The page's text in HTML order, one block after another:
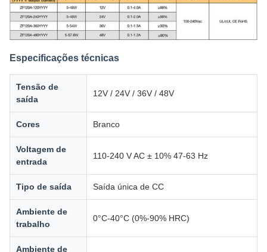
Especificações técnicas
Tensão de
saída
12V / 24V / 36V / 48V
Cores Branco
Voltagem de
entrada
110-240 V AC ± 10% 47-63 Hz
Tipo de saída Saída única de CC
Ambiente de
trabalho
0°C-40°C (0%-90% HRC)
Ambiente de